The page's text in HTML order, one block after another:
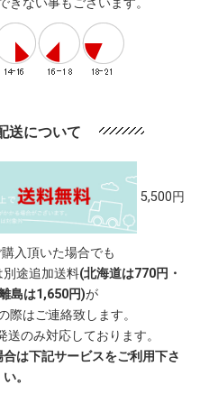
送について
5,500円
入頂いた場合でも
途追加送料(北海道は770円・
島は1,650円)が
際はご連絡致します。
のみ対応しております。
は下記サービスをご利用下さ
い。